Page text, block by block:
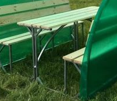
СТОЛЫ САДОВЫЕ
НАД ВХОДНОЙ ДВЕРЬЮ